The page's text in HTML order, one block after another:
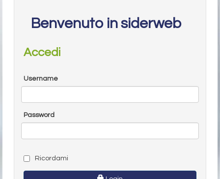
Benvenuto in siderweb
Accedi
Username
Password
Ricordami